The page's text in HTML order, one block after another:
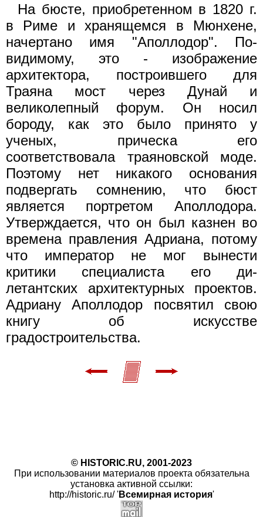
На бюсте, приобретенном в 1820 г.
в Риме и хранящемся в Мюнхене,
начертано имя "Аполлодор". По-
видимому, это - изображение
архитектора, построившего для
Траяна мост через Дунай и
великолепный форум. Он носил
бороду, как это было принято у
ученых, прическа его
соответствовала траяновской моде.
Поэтому нет никакого основания
подвергать сомнению, что бюст
является портретом Аполлодора.
Утверждается, что он был казнен во
времена правления Адриана, потому
что император не мог вынести
критики специалиста его ди-
летантских архитектурных проектов.
Адриану Аполлодор посвятил свою
книгу об искусстве
градостроительства.
© HISTORIC.RU, 2001-2023
При использовании материалов проекта обязательна
установка активной ссылки:
http://historic.ru/ 'Всемирная история'